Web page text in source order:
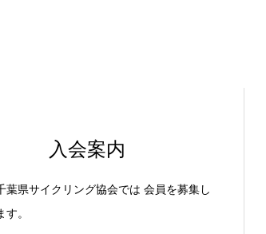
入会案内
葉県サイクリング協会では 会員を募集し
。